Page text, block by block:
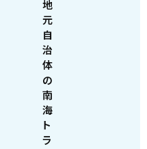
地
元
自
治
体
の
南
海
ト
ラ